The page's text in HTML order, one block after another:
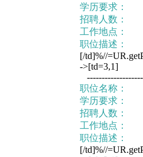
学历要求：
招聘人数：
工作地点：
职位描述：
[/td]%//
->[td=3,1]
职位名称：
学历要求：
招聘人数：
工作地点：
职位描述：
[/td]%//